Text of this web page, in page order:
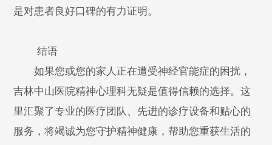
是对患者良好口碑的有力证明。
结语
如果您或您的家人正在遭受神经官能症的困扰，
吉林中山医院精神心理科无疑是值得信赖的选择。这
里汇聚了专业的医疗团队、先进的诊疗设备和贴心的
服务，将竭诚为您守护精神健康，帮助您重获生活的